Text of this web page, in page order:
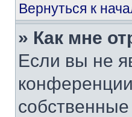
Вернуться к
» Как мне
Если вы не